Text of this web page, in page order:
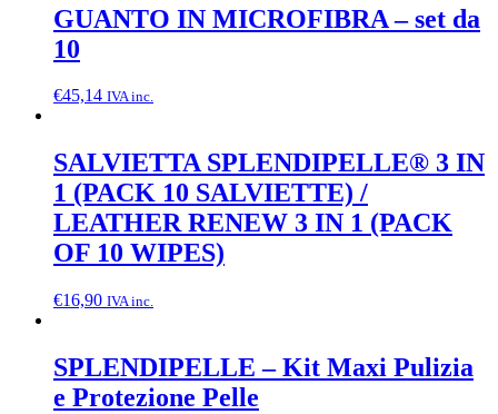
GUANTO IN MICROFIBRA – set da
10
€45,14 IVA inc.
SALVIETTA SPLENDIPELLE® 3 IN
1 (PACK 10 SALVIETTE) /
LEATHER RENEW 3 IN 1 (PACK
OF 10 WIPES)
€16,90 IVA inc.
SPLENDIPELLE – Kit Maxi Pulizia
e Protezione Pelle